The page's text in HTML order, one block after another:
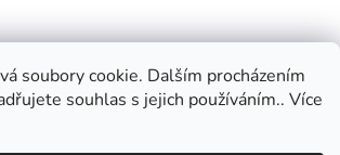
soubory cookie. Dalším procházením
souhlas s jejich používáním.. Více